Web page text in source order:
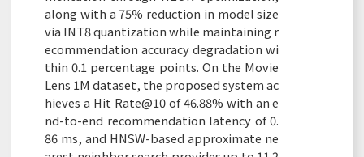
along with a 75% reduction in model size
via INT8 quantization while maintaining r
ecommendation accuracy degradation wi
thin 0.1 percentage points. On the Movie
Lens 1M dataset, the proposed system ac
hieves a Hit Rate@10 of 46.88% with an e
nd-to-end recommendation latency of 0.
86 ms, and HNSW-based approximate ne